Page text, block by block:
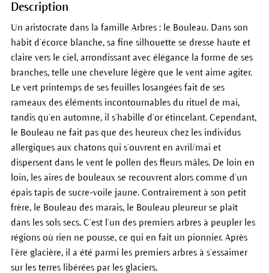
Description
Un aristocrate dans la famille Arbres : le Bouleau. Dans son
habit d’écorce blanche, sa fine silhouette se dresse haute et
claire vers le ciel, arrondissant avec élégance la forme de ses
branches, telle une chevelure légère que le vent aime agiter.
Le vert printemps de ses feuilles losangées fait de ses
rameaux des éléments incontournables du rituel de mai,
tandis qu’en automne, il s’habille d’or étincelant. Cependant,
le Bouleau ne fait pas que des heureux chez les individus
allergiques aux chatons qui s’ouvrent en avril/mai et
dispersent dans le vent le pollen des fleurs mâles. De loin en
loin, les aires de bouleaux se recouvrent alors comme d’un
épais tapis de sucre-voile jaune. Contrairement à son petit
frère, le Bouleau des marais, le Bouleau pleureur se plaît
dans les sols secs. C’est l’un des premiers arbres à peupler les
régions où rien ne pousse, ce qui en fait un pionnier. Après
l’ère glacière, il a été parmi les premiers arbres à s’essaimer
sur les terres libérées par les glaciers.